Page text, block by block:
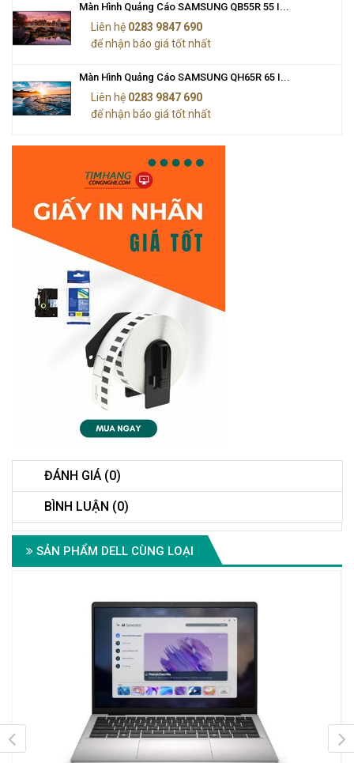
Màn Hình Quảng Cáo SAMSUNG QB55R 55 I...
Liên hệ 0283 9847 690
để nhận báo giá tốt nhất
Màn Hình Quảng Cáo SAMSUNG QH65R 65 I...
Liên hệ 0283 9847 690
để nhận báo giá tốt nhất
ĐÁNH GIÁ (0)
BÌNH LUẬN (0)
SẢN PHẨM DELL CÙNG LOẠI